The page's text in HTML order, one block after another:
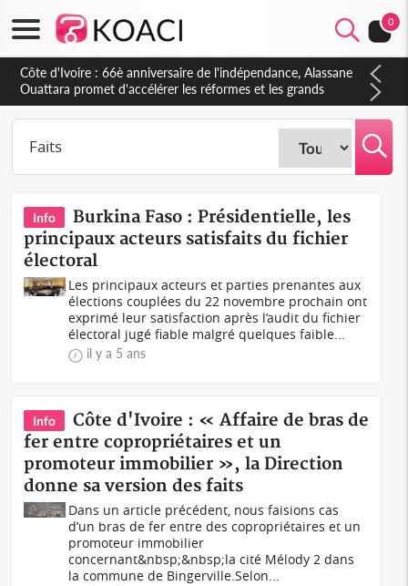
0
Côte d'Ivoire : À Abidjan, Amadou Oury Bah admire le modèle
ivoirien et veut s'en inspirer pour accélérer le développement
de la Guinée
Info
Burkina Faso : Présidentielle, les
principaux acteurs satisfaits du fichier
électoral
Les principaux acteurs et parties prenantes aux
élections couplées du 22 novembre prochain ont
exprimé leur satisfaction après l’audit du fichier
électoral jugé fiable malgré quelques faible...
il y a 5 ans
Info
Côte d'Ivoire : « Affaire de bras de
fer entre copropriétaires et un
promoteur immobilier », la Direction
donne sa version des faits
Dans un article précédent, nous faisions cas
d’un bras de fer entre des copropriétaires et un
promoteur immobilier
concernant&nbsp;&nbsp;la cité Mélody 2 dans
la commune de Bingerville.Selon...